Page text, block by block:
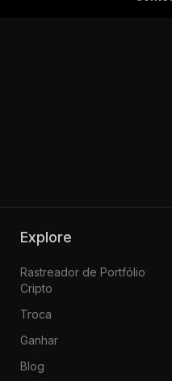
Explore
Rastreador de Portfólio
Cripto
Troca
Ganhar
Blog